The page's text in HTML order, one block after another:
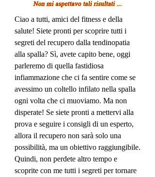
Ciao a tutti, amici del fitness e della
salute! Siete pronti per scoprire tutti i
segreti del recupero dalla tendinopatia
alla spalla? Sì, avete capito bene, oggi
parleremo di quella fastidiosa
infiammazione che ci fa sentire come se
avessimo un coltello infilato nella spalla
ogni volta che ci muoviamo. Ma non
disperate! Se siete pronti a mettervi alla
prova e seguire i consigli di un esperto,
allora il recupero non sarà solo una
possibilità, ma un obiettivo raggiungibile.
Quindi, non perdete altro tempo e
scoprite con me tutti i segreti per tornare